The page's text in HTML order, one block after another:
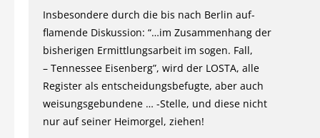
Insbesondere durch die bis nach Berlin auf-
flamende Diskussion: “…im Zusammenhang der
bisherigen Ermittlungsarbeit im sogen. Fall,
– Tennessee Eisenberg”, wird der LOSTA, alle
Register als entscheidungsbefugte, aber auch
weisungsgebundene … -Stelle, und diese nicht
nur auf seiner Heimorgel, ziehen!